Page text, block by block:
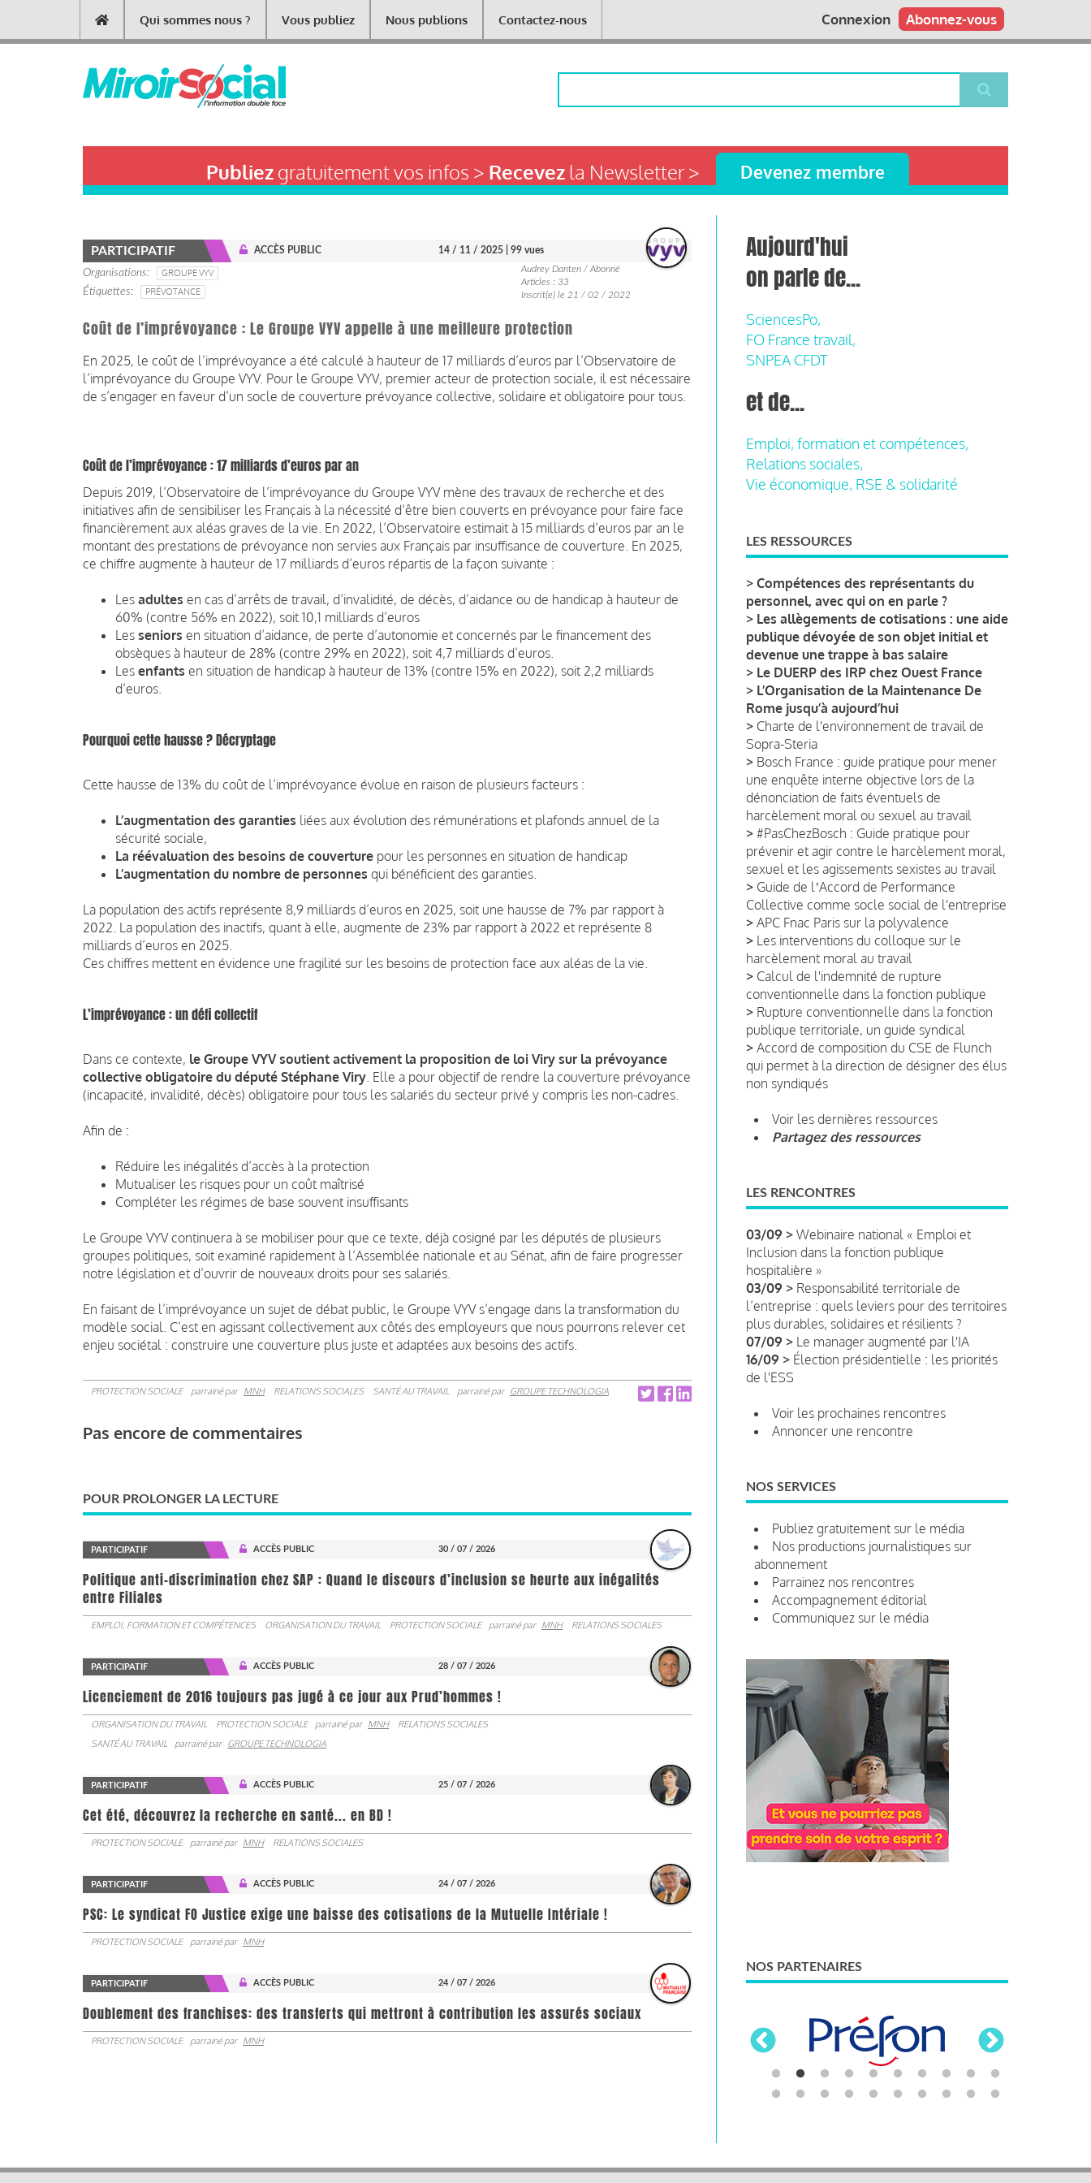
contenu
Main
navigation
Qui sommes nous ? Vous publiez Nous publions Contactez-nous Abonnez-vous
Connexion
Publiezgratuitement vos infos > Recevezla Newsletter > Devenez membre
PARTICIPATIF ACCÈS PUBLIC 14 / 11 / 2025 | 99 vues
Organisations
GROUPE VYV
Étiquettes
PRÉVOTANCE
Audrey Danten / Abonné
Articles : 33
Inscrit(e) le 21 / 02 / 2022
Coût de l’imprévoyance : Le Groupe VYV appelle à une meilleure protection
En 2025, le coût de l’imprévoyance a été calculé à hauteur de 17 milliards d’euros par l’Observatoire de
l’imprévoyance du Groupe VYV. Pour le Groupe VYV, premier acteur de protection sociale, il est nécessaire
de s’engager en faveur d’un socle de couverture prévoyance collective, solidaire et obligatoire pour tous.
Coût de l’imprévoyance : 17 milliards d’euros par an
Depuis 2019, l’Observatoire de l’imprévoyance du Groupe VYV mène des travaux de recherche et des
initiatives afin de sensibiliser les Français à la nécessité d’être bien couverts en prévoyance pour faire face
financièrement aux aléas graves de la vie. En 2022, l’Observatoire estimait à 15 milliards d’euros par an le
montant des prestations de prévoyance non servies aux Français par insuffisance de couverture. En 2025,
ce chiffre augmente à hauteur de 17 milliards d’euros répartis de la façon suivante :
Les adultes en cas d’arrêts de travail, d’invalidité, de décès, d’aidance ou de handicap à hauteur de
60% (contre 56% en 2022), soit 10,1 milliards d’euros
Les seniors en situation d’aidance, de perte d’autonomie et concernés par le financement des
obsèques à hauteur de 28% (contre 29% en 2022), soit 4,7 milliards d’euros.
Les enfants en situation de handicap à hauteur de 13% (contre 15% en 2022), soit 2,2 milliards
d’euros.
Pourquoi cette hausse ? Décryptage
Cette hausse de 13% du coût de l’imprévoyance évolue en raison de plusieurs facteurs :
L’augmentation des garanties liées aux évolution des rémunérations et plafonds annuel de la
sécurité sociale,
La réévaluation des besoins de couverture pour les personnes en situation de handicap
L’augmentation du nombre de personnes qui bénéficient des garanties.
La population des actifs représente 8,9 milliards d’euros en 2025, soit une hausse de 7% par rapport à
2022. La population des inactifs, quant à elle, augmente de 23% par rapport à 2022 et représente 8
milliards d’euros en 2025.
Ces chiffres mettent en évidence une fragilité sur les besoins de protection face aux aléas de la vie.
L’imprévoyance : un défi collectif
Dans ce contexte, le Groupe VYV soutient activement la proposition de loi Viry sur la prévoyance
collective obligatoire du député Stéphane Viry . Elle a pour objectif de rendre la couverture prévoyance
(incapacité, invalidité, décès) obligatoire pour tous les salariés du secteur privé y compris les non-cadres.
Afin de :
Réduire les inégalités d’accès à la protection
Mutualiser les risques pour un coût maîtrisé
Compléter les régimes de base souvent insuffisants
Le Groupe VYV continuera à se mobiliser pour que ce texte, déjà cosigné par les députés de plusieurs
groupes politiques, soit examiné rapidement à l’Assemblée nationale et au Sénat, afin de faire progresser
notre législation et d’ouvrir de nouveaux droits pour ses salariés.
En faisant de l’imprévoyance un sujet de débat public, le Groupe VYV s’engage dans la transformation du
modèle social. C’est en agissant collectivement aux côtés des employeurs que nous pourrons relever cet
enjeu sociétal : construire une couverture plus juste et adaptées aux besoins des actifs.
PROTECTION SOCIALE parrainé par MNH RELATIONS SOCIALES SANTÉ AU TRAVAIL parrainé par GROUPE TECHNOLOGIA
Pas encore de commentaires
POUR PROLONGER LA LECTURE
PARTICIPATIF ACCÈS PUBLIC 30 / 07 / 2026
Politique anti-discrimination chez SAP : Quand le discours d’inclusion se heurte aux inégalités
entre Filiales
EMPLOI, FORMATION ET COMPÉTENCES ORGANISATION DU TRAVAIL PROTECTION SOCIALE parrainé par MNH RELATIONS SOCIALES
PARTICIPATIF ACCÈS PUBLIC 28 / 07 / 2026
Licenciement de 2016 toujours pas jugé à ce jour aux Prud’hommes !
ORGANISATION DU TRAVAIL PROTECTION SOCIALE parrainé par MNH
RELATIONS SOCIALES
SANTÉ AU TRAVAIL
parrainé par GROUPE TECHNOLOGIA
PARTICIPATIF ACCÈS PUBLIC 25 / 07 / 2026
Cet été, découvrez la recherche en santé... en BD !
PROTECTION SOCIALE parrainé par MNH RELATIONS SOCIALES
PARTICIPATIF ACCÈS PUBLIC 24 / 07 / 2026
PSC: Le syndicat FO Justice exige une baisse des cotisations de la Mutuelle Intériale !
PROTECTION SOCIALE parrainé par MNH
PARTICIPATIF ACCÈS PUBLIC 24 / 07 / 2026
Doublement des franchises: des transferts qui mettront à contribution les assurés sociaux
PROTECTION SOCIALE parrainé par MNH
Aujourd'hui
on parle de...
SciencesPo,
FO France travail,
SNPEA CFDT
et de...
Emploi, formation et compétences,
Relations sociales,
Vie économique, RSE & solidarité
LES RESSOURCES
> Compétences des représentants du
personnel, avec qui on en parle ?
> Les allègements de cotisations : une aide
publique dévoyée de son objet initial et
devenue une trappe à bas salaire
> Le DUERP des IRP chez Ouest France
> L’Organisation de la Maintenance De
Rome jusqu’à aujourd’hui
> Charte de l'environnement de travail de
Sopra-Steria
> Bosch France : guide pratique pour mener
une enquête interne objective lors de la
dénonciation de faits éventuels de
harcèlement moral ou sexuel au travail
> #PasChezBosch : Guide pratique pour
prévenir et agir contre le harcèlement moral,
sexuel et les agissements sexistes au travail
> Guide de lʼAccord de Performance
Collective comme socle social de l'entreprise
> APC Fnac Paris sur la polyvalence
> Les interventions du colloque sur le
harcèlement moral au travail
> Calcul de l'indemnité de rupture
conventionnelle dans la fonction publique
> Rupture conventionnelle dans la fonction
publique territoriale, un guide syndical
> Accord de composition du CSE de Flunch
qui permet à la direction de désigner des élus
non syndiqués
Voir les dernières ressources
Partagez des ressources
LES RENCONTRES
03/09 > Webinaire national « Emploi et
Inclusion dans la fonction publique
hospitalière »
03/09 > Responsabilité territoriale de
l’entreprise : quels leviers pour des territoires
plus durables, solidaires et résilients ?
07/09 > Le manager augmenté par l'IA
16/09 > Élection présidentielle : les priorités
de l'ESS
Voir les prochaines rencontres
Annoncer une rencontre
NOS SERVICES
Publiez gratuitement sur le média
Nos productions journalistiques sur
abonnement
Parrainez nos rencontres
Accompagnement éditorial
Communiquez sur le média
NOS PARTENAIRES